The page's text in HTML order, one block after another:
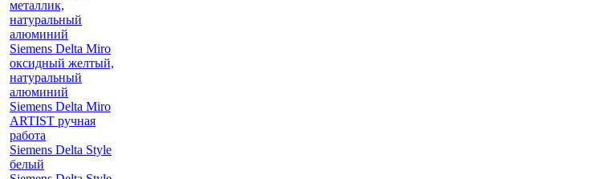
металлик,
натуральный
алюминий
Siemens Delta Miro
оксидный желтый,
натуральный
алюминий
Siemens Delta Miro
ARTIST ручная
работа
Siemens Delta Style
белый